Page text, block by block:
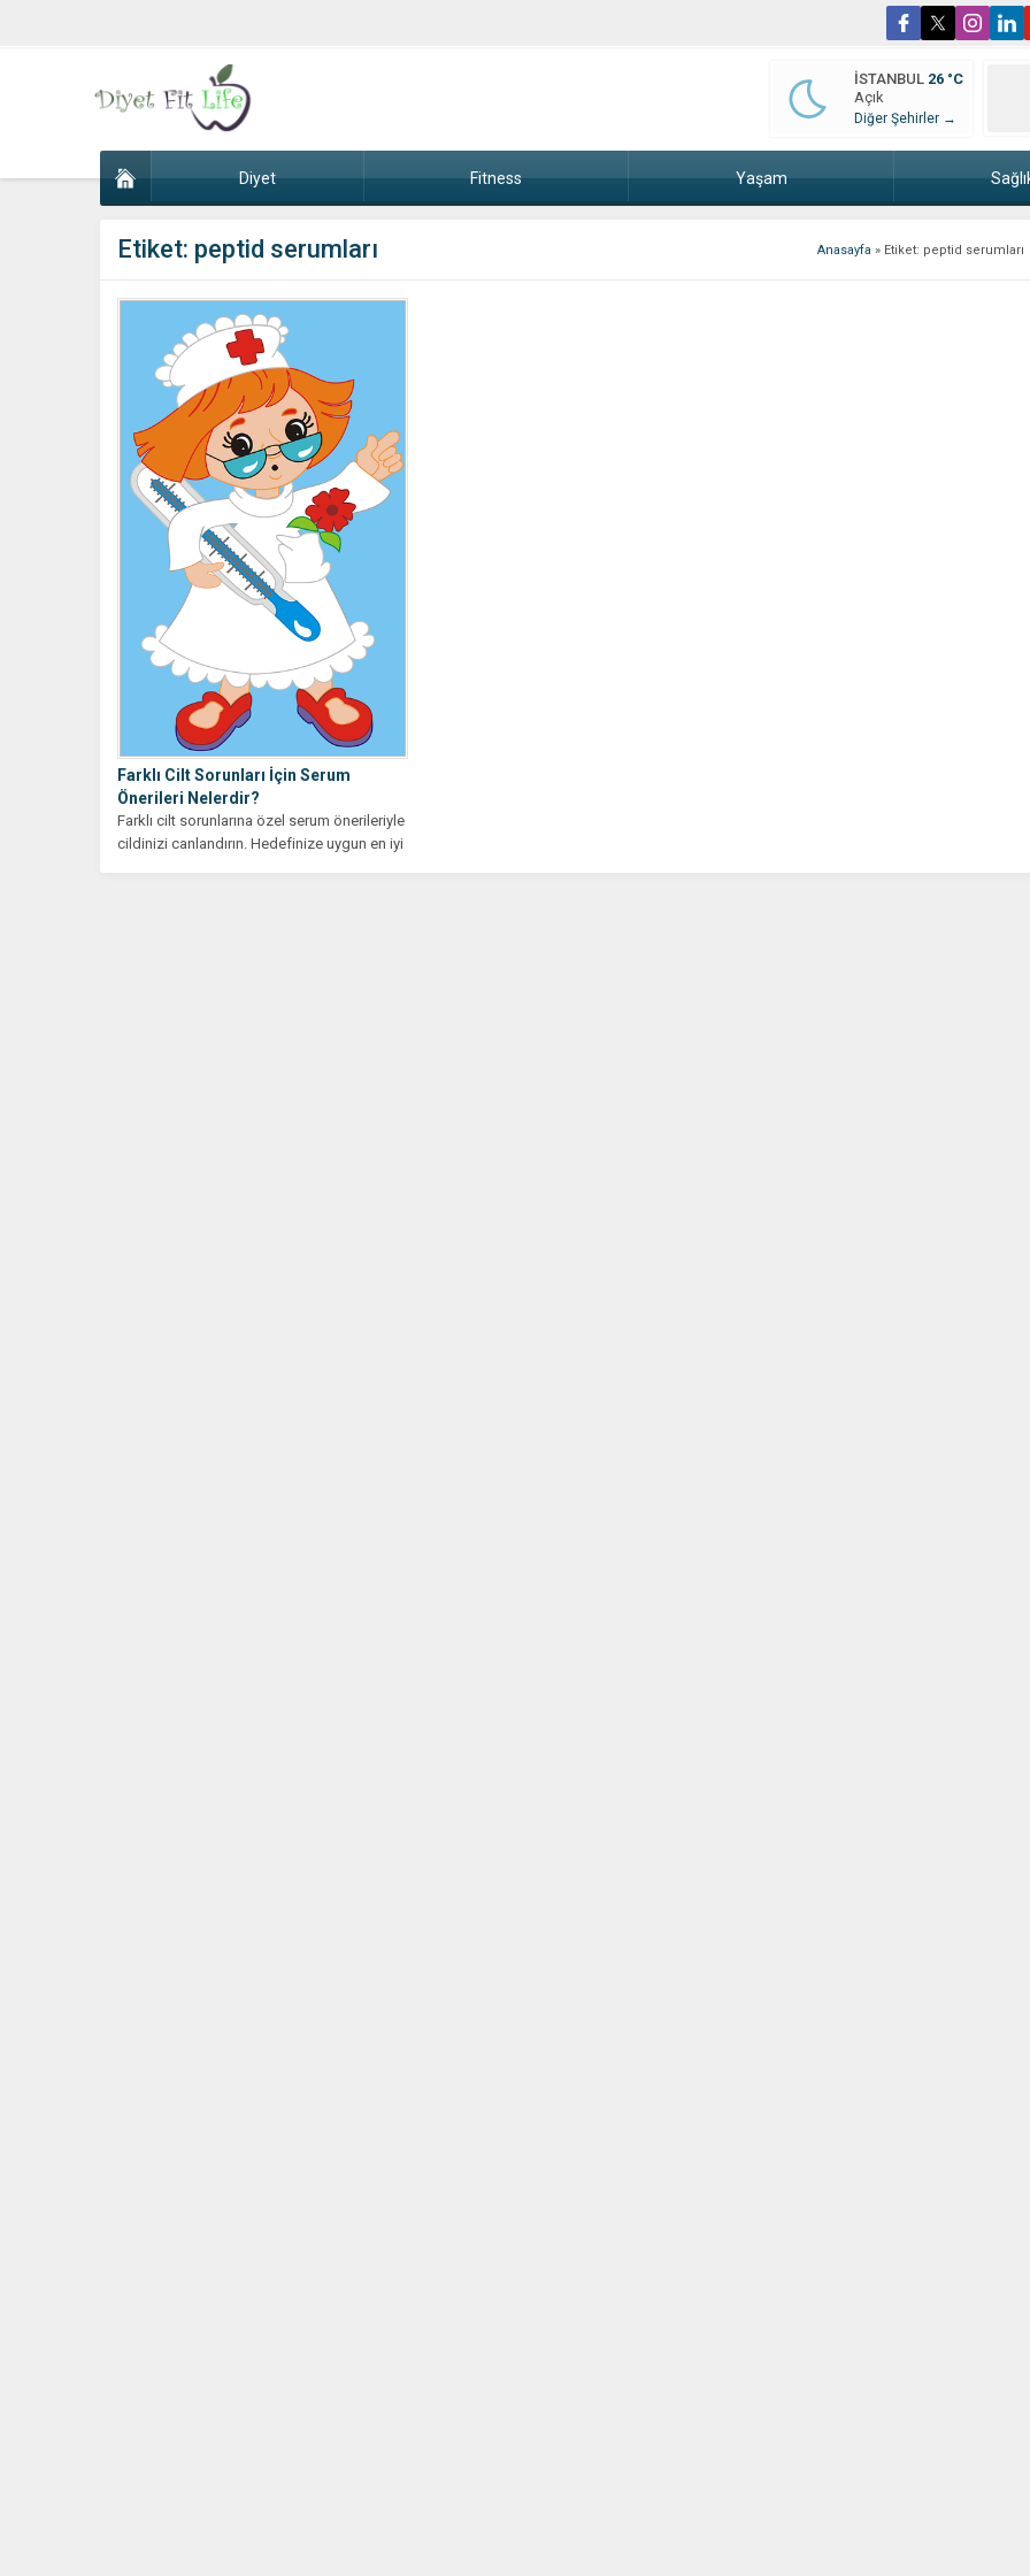
İSTANBUL 26 °C
Açık
Diğer Şehirler →
Diyet Fitness Yaşam
Anasayfa » Etiket: peptid serumları
Etiket: peptid serumları
Farklı Cilt Sorunları İçin Serum
Önerileri Nelerdir?
Farklı cilt sorunlarına özel serum önerileriyle
cildinizi canlandırın. Hedefinize uygun en iyi